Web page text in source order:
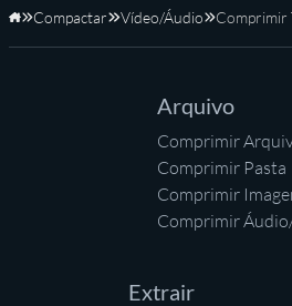
Início
Compactar Vídeo/Áudio Comprimir
Arquivo
Comprimir
Comprimir Pasta
Comprimir
Comprimir
Extrair